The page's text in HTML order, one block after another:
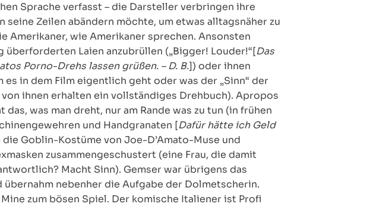
Sprache verfasst – die Darsteller verbringen ihre
Zeilen abändern möchte, um etwas alltagsnäher zu
Amerikaner, wie Amerikaner sprechen. Ansonsten
Laien anzubrüllen („Bigger! Louder!“[Das
Porno-Drehs lassen grüßen. – D. B.]) oder ihnen
es in dem Film eigentlich geht oder was der „Sinn“ der
ihnen erhalten ein vollständiges Drehbuch). Apropos
was man dreht, nur am Rande was zu tun (in frühen
und Handgranaten [Dafür hätte ich Geld
Goblin-Kostüme von Joe-D’Amato-Muse und
zusammengeschustert (eine Frau, die damit
Macht Sinn). Gemser war übrigens das
nebenher die Aufgabe der Dolmetscherin.
zum bösen Spiel. Der komische Italiener ist Profi